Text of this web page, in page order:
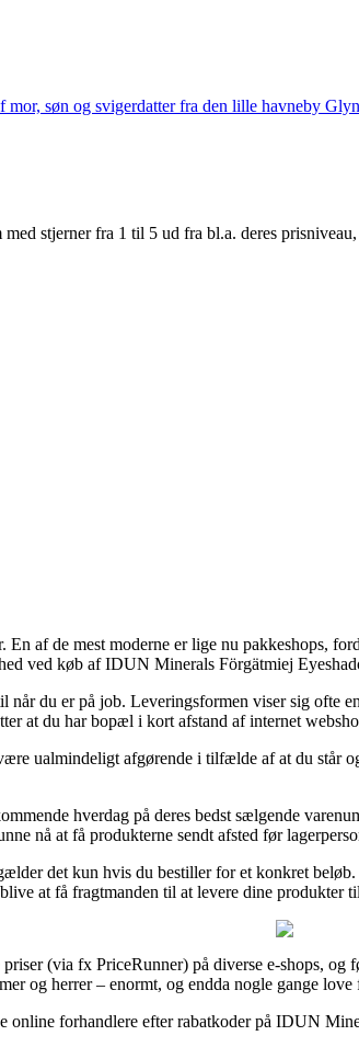
søn og svigerdatter fra den lille havneby
stjerner fra 1 til 5 ud fra bl.a. deres
af de mest moderne er lige nu pakkeshops,
ved køb af IDUN Minerals Förgätmiej
når du er på job. Leveringsformen viser sig
at du har bopæl i kort afstand af internet
ualmindeligt afgørende i tilfælde af at du står
hverdag på deres bedst sælgende
nå at få produkterne sendt afsted før
det kun hvis du bestiller for et konkret
at få fragtmanden til at levere dine produkter
(via fx PriceRunner) på diverse e-shops,
og herrer – enormt, og endda nogle gange
online forhandlere efter rabatkoder på IDUN